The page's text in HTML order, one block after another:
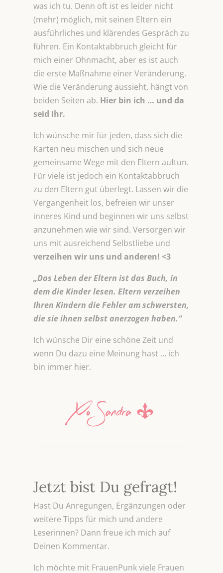
was ich tu. Denn oft ist es leider nicht
(mehr) möglich, mit seinen Eltern ein
ausführliches und klärendes Gespräch zu
führen. Ein Kontaktabbruch gleicht für
mich einer Ohnmacht, aber es ist auch
die erste Maßnahme einer Veränderung.
Wie die Veränderung aussieht, hängt von
beiden Seiten ab. Hier bin ich … und da
seid Ihr.
Ich wünsche mir für jeden, dass sich die
Karten neu mischen und sich neue
gemeinsame Wege mit den Eltern auftun.
Für viele ist jedoch ein Kontaktabbruch
zu den Eltern gut überlegt. Lassen wir die
Vergangenheit los, befreien wir unser
inneres Kind und beginnen wir uns selbst
anzunehmen wie wir sind. Versorgen wir
uns mit ausreichend Selbstliebe und
verzeihen wir uns und anderen! <3
„Das Leben der Eltern ist das Buch, in
dem die Kinder lesen. Eltern verzeihen
Ihren Kindern die Fehler am schwersten,
die sie ihnen selbst anerzogen haben.“
Ich wünsche Dir eine schöne Zeit und
wenn Du dazu eine Meinung hast … ich
bin immer hier.
Jetzt bist Du gefragt!
Hast Du Anregungen, Ergänzungen oder
weitere Tipps für mich und andere
Leserinnen? Dann freue ich mich auf
Deinen Kommentar.
Ich möchte mit FrauenPunk viele Frauen